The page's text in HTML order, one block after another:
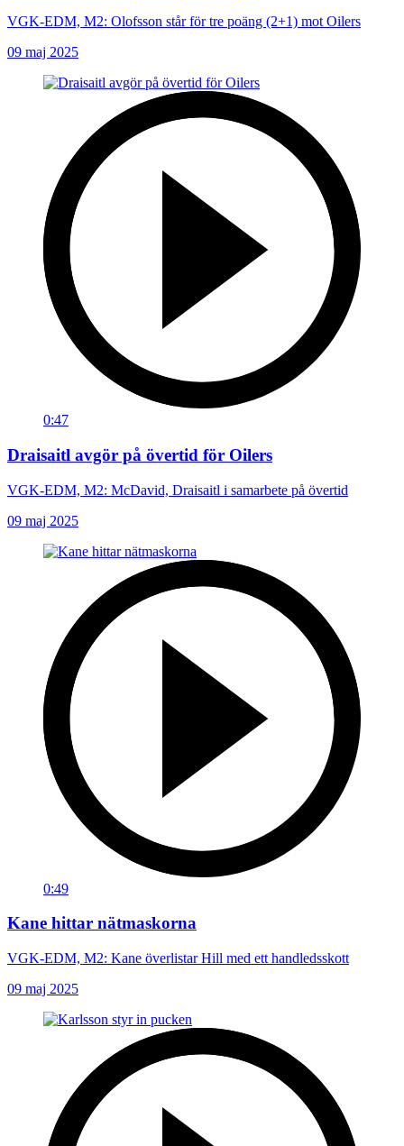
VGK-EDM, M2: Olofsson står för tre poäng (2+1) mot Oilers
09 maj 2025
0:47
Draisaitl avgör på övertid för Oilers
VGK-EDM, M2: McDavid, Draisaitl i samarbete på övertid
09 maj 2025
0:49
Kane hittar nätmaskorna
VGK-EDM, M2: Kane överlistar Hill med ett handledsskott
09 maj 2025